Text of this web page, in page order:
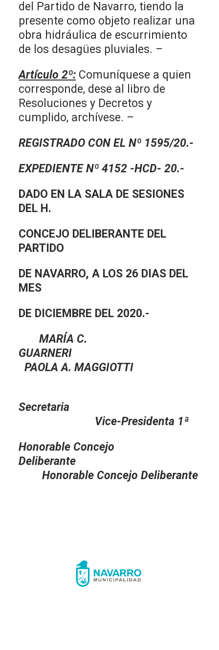
del Partido de Navarro, tiendo la
presente como objeto realizar una
obra hidráulica de escurrimiento
de los desagües pluviales. –
Artículo 2º: Comuníquese a quien
corresponde, dese al libro de
Resoluciones y Decretos y
cumplido, archívese. –
REGISTRADO CON EL Nº 1595/20.-
EXPEDIENTE Nº 4152 -HCD- 20.-
DADO EN LA SALA DE SESIONES
DEL H.
CONCEJO DELIBERANTE DEL
PARTIDO
DE NAVARRO, A LOS 26 DIAS DEL
MES
DE DICIEMBRE DEL 2020.-
MARÍA C.
GUARNERI
PAOLA A. MAGGIOTTI
Secretaria
Vice-Presidenta 1ª
Honorable Concejo
Deliberante
Honorable Concejo Deliberante